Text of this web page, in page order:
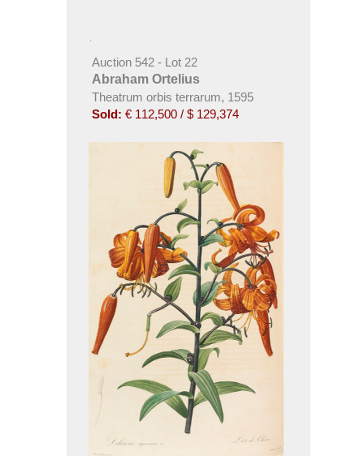
Auction 542 - Lot 22
Abraham Ortelius
Theatrum orbis terrarum, 1595
Sold: € 112,500 / $ 129,374